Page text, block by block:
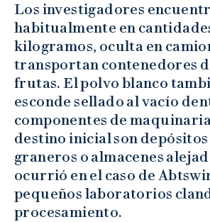
Los investigadores
habitualmente en
kilogramos, oculta en
transportan contenedores
frutas. El polvo blanco
esconde sellado al vacío
componentes de
destino inicial son
graneros o almacenes
ocurrió en el caso de
pequeños laboratorios
procesamiento.